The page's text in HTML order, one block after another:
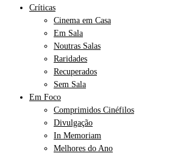
Críticas
Cinema em Casa
Em Sala
Noutras Salas
Raridades
Recuperados
Sem Sala
Em Foco
Comprimidos Cinéfilos
Divulgação
In Memoriam
Melhores do Ano